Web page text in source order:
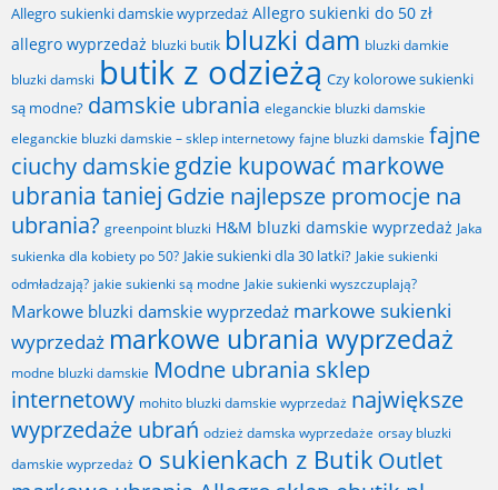
Allegro sukienki damskie wyprzedaż Allegro sukienki do 50 zł
allegro wyprzedaż bluzki butik bluzki dam bluzki damkie
bluzki damski butik z odzieżą Czy kolorowe sukienki
są modne? damskie ubrania eleganckie bluzki damskie
eleganckie bluzki damskie – sklep internetowy fajne bluzki damskie fajne
ciuchy damskiegdzie kupować markowe
ubrania taniej Gdzie najlepsze promocje na
ubrania? greenpoint bluzki H&M bluzki damskie wyprzedaż Jaka
sukienka dla kobiety po 50? Jakie sukienki dla 30 latki? Jakie sukienki
odmładzają? jakie sukienki są modne Jakie sukienki wyszczuplają?
Markowe bluzki damskie wyprzedaż markowe sukienki
wyprzedaż markowe ubrania wyprzedaż
modne bluzki damskie Modne ubrania sklep
internetowy mohito bluzki damskie wyprzedaż największe
wyprzedaże ubrań odzież damska wyprzedaże orsay bluzki
damskie wyprzedaż o sukienkach z Butik Outlet